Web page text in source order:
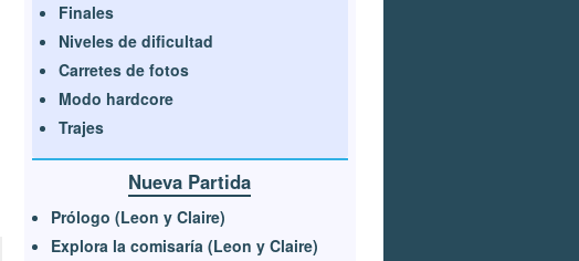
Finales
Niveles de dificultad
Carretes de fotos
Modo hardcore
Trajes
Nueva Partida
Prólogo (Leon y Claire)
Explora la comisaría (Leon y Claire)